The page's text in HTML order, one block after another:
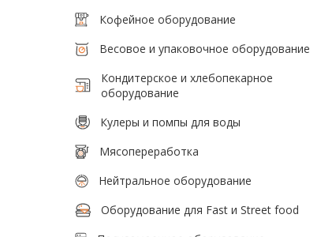
Кофейное оборудование
Весовое и упаковочное оборудование
Кондитерское и хлебопекарное
оборудование
Кулеры и помпы для воды
Мясопереработка
Нейтральное оборудование
Оборудование для Fast и Street food
Кофейное оборудование
Весовое и упаковочное оборудование
Кондитерское и хлебопекарное
оборудование
Кулеры и помпы для воды
Мясопереработка
Нейтральное оборудование
Оборудование для Fast и Street food